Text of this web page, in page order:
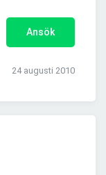
Ansök
24 augusti 2010